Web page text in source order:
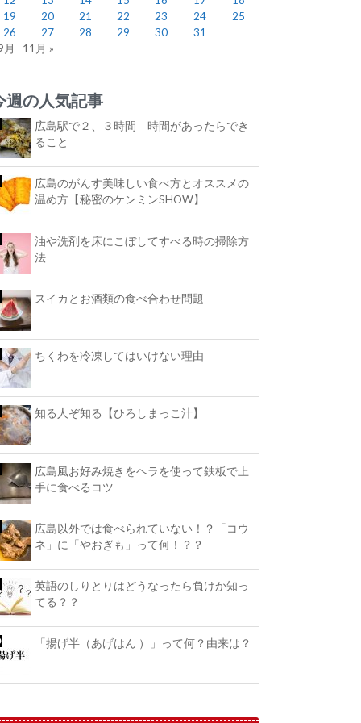
19
20 21 22 23 24
25
26
27 28 29 30
31
月
11月 »
週の人気記事
広島駅で２、３時間 時間があったらでき
ること
広島のがんす美味しい食べ方とオススメの
温め方【秘密のケンミンSHOW】
油や洗剤を床にこぼしてすべる時の掃除方
法
スイカとお酒類の食べ合わせ問題
ちくわを冷凍してはいけない理由
知る人ぞ知る【ひろしまっこ汁】
広島風お好み焼きをヘラを使って鉄板で上
手に食べるコツ
広島以外では食べられていない！？「コウ
ネ」に「やおぎも」って何！？？
英語のしりとりはどうなったら負けか知っ
てる？？
「揚げ半（あげはん ）」って何？由来は？